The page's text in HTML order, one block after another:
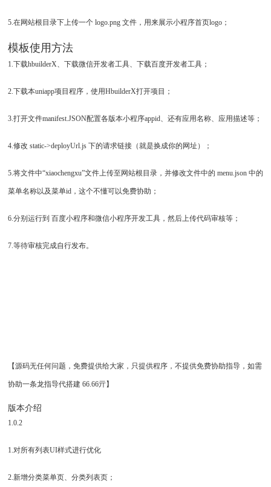
5.在网站根目录下上传一个 logo.png 文件，用来展示小程序首页logo；
模板使用方法
1.下载hbuilderX、下载微信开发者工具、下载百度开发者工具；
2.下载本uniapp项目程序，使用HbuilderX打开项目；
3.打开文件manifest.JSON配置各版本小程序appid、还有应用名称、应用描述等；
4.修改 static->deployUrl.js 下的请求链接（就是换成你的网址）；
5.将文件中“xiaochengxu”文件上传至网站根目录，并修改文件中的 menu.json 中的
菜单名称以及菜单id，这个不懂可以免费协助；
6.分别运行到 百度小程序和微信小程序开发工具，然后上传代码审核等；
7.等待审核完成自行发布。
【源码无任何问题，免费提供给大家，只提供程序，不提供免费协助指导，如需
协助一条龙指导代搭建 66.66亓】
版本介绍
1.0.2
1.对所有列表UI样式进行优化
2.新增分类菜单页、分类列表页；